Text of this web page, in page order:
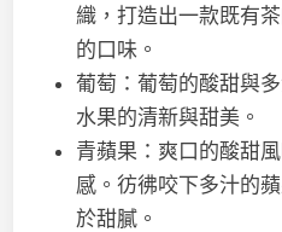
織，打造出一款既有
的口味。
葡萄：葡萄的酸甜與
水果的清新與甜美。
青蘋果：爽口的酸甜
感。彷彿咬下多汁的
於甜膩。